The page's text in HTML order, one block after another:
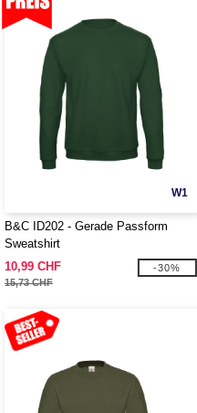
W1
B&C ID202 - Gerade Passform
Sweatshirt
10,99 CHF
15,73 CHF
-30%